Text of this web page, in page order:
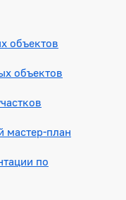
объектов
объектов
мастер-план
по